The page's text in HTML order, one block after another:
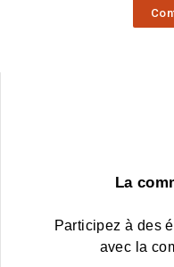
La
Participez à des
avec la